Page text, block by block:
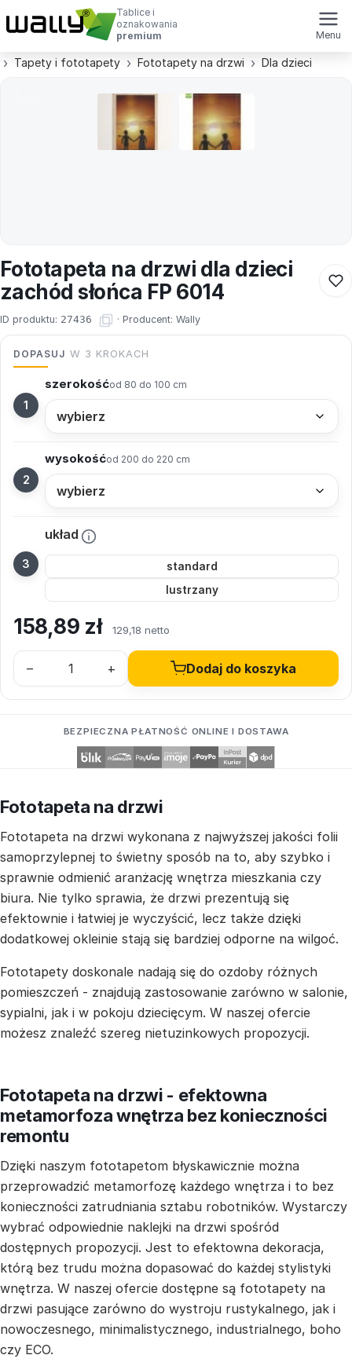
Tablice i
oznakowania
premium
Menu
Tapety i fototapety Fototapety na drzwi Dla dzieci
Fototapeta na drzwi dla dzieci
zachód słońca FP 6014
ID produktu: 27436 · Producent: Wally
DOPASUJ W 3 KROKACH
szerokośćod 80 do 100 cm
wysokośćod 200 do 220 cm
układ
standard
lustrzany
158,89 zł 129,18 netto
– + Dodaj do koszyka
BEZPIECZNA PŁATNOŚĆ ONLINE I DOSTAWA
Fototapeta na drzwi
Fototapeta na drzwi wykonana z najwyższej jakości folii
samoprzylepnej to świetny sposób na to, aby szybko i
sprawnie odmienić aranżację wnętrza mieszkania czy
biura. Nie tylko sprawia, że drzwi prezentują się
efektownie i łatwiej je wyczyścić, lecz także dzięki
dodatkowej okleinie stają się bardziej odporne na wilgoć.
Fototapety doskonale nadają się do ozdoby różnych
pomieszczeń - znajdują zastosowanie zarówno w salonie,
sypialni, jak i w pokoju dziecięcym. W naszej ofercie
możesz znaleźć szereg nietuzinkowych propozycji.
Fototapeta na drzwi - efektowna
metamorfoza wnętrza bez konieczności
remontu
Dzięki naszym fototapetom błyskawicznie można
przeprowadzić metamorfozę każdego wnętrza i to bez
konieczności zatrudniania sztabu robotników. Wystarczy
wybrać odpowiednie naklejki na drzwi spośród
dostępnych propozycji. Jest to efektowna dekoracja,
którą bez trudu można dopasować do każdej stylistyki
wnętrza. W naszej ofercie dostępne są fototapety na
drzwi pasujące zarówno do wystroju rustykalnego, jak i
nowoczesnego, minimalistycznego, industrialnego, boho
czy ECO.